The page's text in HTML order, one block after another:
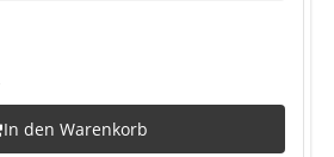
In den Warenkorb